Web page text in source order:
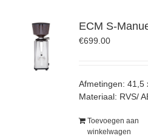
ECM S-
€699.00
Afmetingen: 41,5
Materiaal: RVS/
Toevoegen aan
winkelwagen